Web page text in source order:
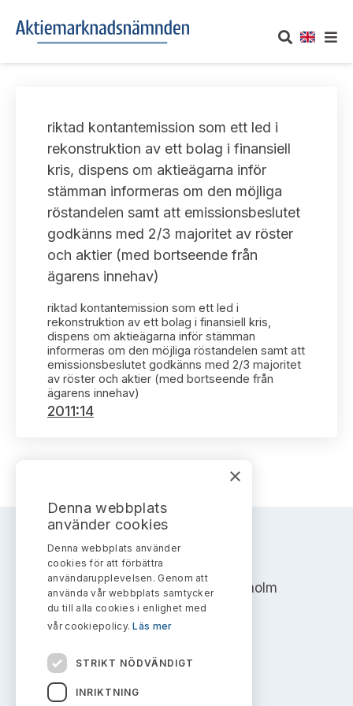
Om oss
Vårt uppdrag
Informationsgivning
Arbetssätt och jävsfrågor
Arbetsordning
Ledamöter
Huvudmän
UTTALANDEN
Om nämndens uttalanden
Framställningar och konsultation
Uttalanden sorterade efter publiceringsdatum
Uttalanden sorterade ämnesvis
Sök uttalanden
Avgifter
TAKEOVER-REGLER
Takeover-regler för reglerade marknader och vissa
handelsplattformar
AKTUELLT
Nyheter och pressmeddelanden
Prenumerera
Bildarkiv
KONTAKT
Kontakt angående ansökningar och uttalanden
Kontakt administrativa ärenden
riktad kontantemission som ett led i
rekonstruktion av ett bolag i finansiell
kris, dispens om aktieägarna inför
stämman informeras om den möjliga
röstandelen samt att emissionsbeslutet
godkänns med 2/3 majoritet av röster
och aktier (med bortseende från
ägarens innehav)
riktad kontantemission som ett led i
rekonstruktion av ett bolag i finansiell kris,
dispens om aktieägarna inför stämman
informeras om den möjliga röstandelen samt att
emissionsbeslutet godkänns med 2/3 majoritet
av röster och aktier (med bortseende från
ägarens innehav)
2011:14
AKTIEMARKNADSNÄMNDEN
Address: Box 7354, 103 90 Stockholm
info@aktiemarknadsnamnden.se
Om innehållet
×
Denna webbplats
använder cookies
Denna webbplats använder
cookies för att förbättra
användarupplevelsen. Genom att
använda vår webbplats samtycker
du till alla cookies i enlighet med
vår cookiepolicy.Läs mer
STRIKT NÖDVÄNDIGT
INRIKTNING